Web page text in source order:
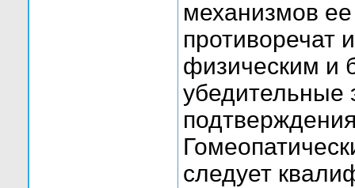
механизмов
противоречат
физическим и
убедительные
следует